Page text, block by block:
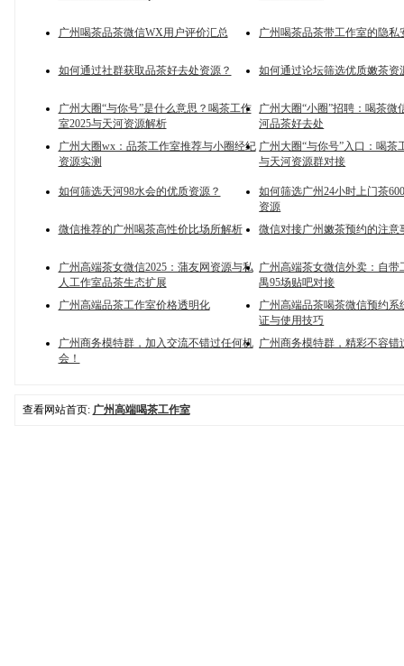
广州喝茶品茶微信WX用户评价汇总 广州喝茶品茶带工作室的隐私
如何通过社群获取品茶好去处资源？ 如何通过论坛筛选优质嫩茶资
广州大圈“与你号”是什么意思？喝茶工作
室2025与天河资源解析
广州大圈“小圈”招聘：喝茶微
河品茶好去处
广州大圈wx：品茶工作室推荐与小圈经纪
资源实测
广州大圈“与你号”入口：喝茶
与天河资源群对接
如何筛选天河98水会的优质资源？
如何筛选广州24小时上门茶
资源
微信推荐的广州喝茶高性价比场所解析
微信对接广州嫩茶预约的注意
广州高端茶女微信2025：蒲友网资源与私
人工作室品茶生态扩展
广州高端茶女微信外卖：自带
禺95场贴吧对接
广州高端品茶工作室价格透明化
广州高端品茶喝茶微信预约系
证与使用技巧
广州商务模特群，加入交流不错过任何机
会！
广州商务模特群，精彩不容错
查看网站首页: 广州高端喝茶工作室